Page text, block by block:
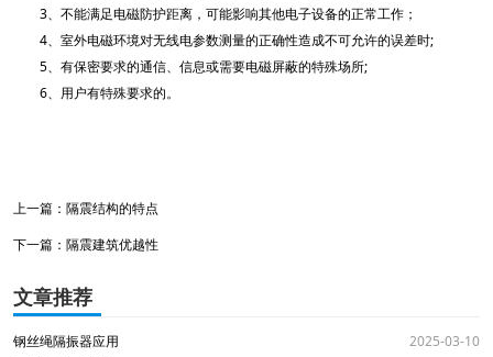
3、不能满足电磁防护距离，可能影响其他电子设备的正常工作；
4、室外电磁环境对无线电参数测量的正确性造成不可允许的误差时;
5、有保密要求的通信、信息或需要电磁屏蔽的特殊场所;
6、用户有特殊要求的。
上一篇： 隔震结构的特点
下一篇： 隔震建筑优越性
文章推荐
钢丝绳隔振器应用
2025-03-10